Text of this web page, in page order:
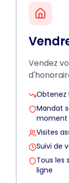
Vendez
Obtenez
Mandat
moment
Visites
Suivi de
Tous les
ligne